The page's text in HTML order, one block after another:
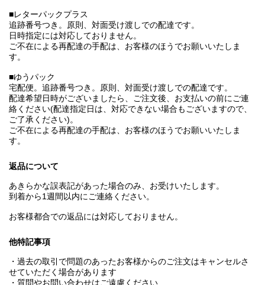
■レターパックプラス
追跡番号つき。原則、対面受け渡しでの配達です。
日時指定には対応しておりません。
ご不在による再配達の手配は、お客様のほうでお願いいたしま
す。
■ゆうパック
宅配便。追跡番号つき。原則、対面受け渡しでの配達です。
配達希望日時がございましたら、ご注文後、お支払いの前にご連
絡ください(配達指定日は、対応できない場合もございますので、
ご了承ください)。
ご不在による再配達の手配は、お客様のほうでお願いいたしま
す。
返品について
あきらかな誤表記があった場合のみ、お受けいたします。
到着から1週間以内にご連絡ください。
お客様都合での返品には対応しておりません。
他特記事項
・過去の取引で問題のあったお客様からのご注文はキャンセルさ
せていただく場合があります
・質問やお問い合わせはご遠慮ください